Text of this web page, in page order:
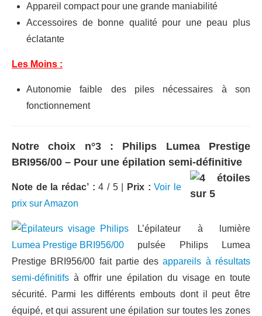
Appareil compact pour une grande maniabilité
Accessoires de bonne qualité pour une peau plus
éclatante
Les Moins :
Autonomie faible des piles nécessaires à son
fonctionnement
Notre choix n°3 : Philips Lumea Prestige
BRI956/00 – Pour une épilation semi-définitive
Note de la rédac’ : 4 / 5 | Prix : Voir le
prix sur Amazon
L’épilateur à lumière
pulsée Philips Lumea
Prestige BRI956/00 fait partie desappareils à résultats
semi-définitifs à offrir une épilation du visage en toute
sécurité. Parmi les différents embouts dont il peut être
équipé, et qui assurent une épilation sur toutes les zones